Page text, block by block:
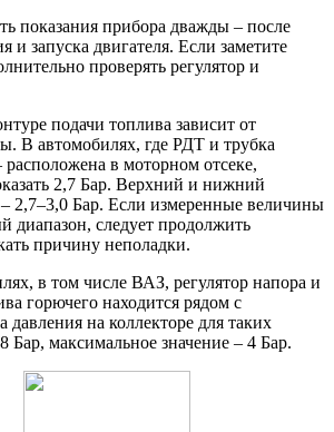
показания прибора дважды – после
и запуска двигателя. Если заметите
проверять регулятор и
подачи топлива зависит от
В автомобилях, где РДТ и трубка
расположена в моторном отсеке,
2,7 Бар. Верхний и нижний
2,7–3,0 Бар. Если измеренные величины
диапазон, следует продолжить
причину неполадки.
в том числе ВАЗ, регулятор напора и
горючего находится рядом с
давления на коллекторе для таких
Бар, максимальное значение – 4 Бар.